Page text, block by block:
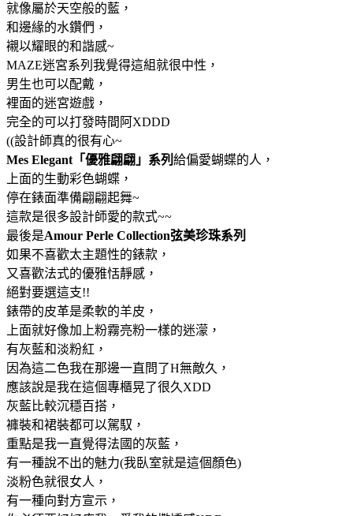
就像屬於天空般的藍，
和邊緣的水鑽們，
襯以耀眼的和諧感~
MAZE迷宮系列我覺得這組就很中性，
男生也可以配戴，
裡面的迷宮遊戲，
完全的可以打發時間阿XDDD
((設計師真的很有心~
Mes Elegant「優雅翩翩」系列 給偏愛蝴蝶的人，
上面的生動彩色蝴蝶，
停在錶面準備翩翩起舞~
這款是很多設計師愛的款式~~
最後是Amour Perle Collection弦美珍珠系列
如果不喜歡太主題性的錶款，
又喜歡法式的優雅恬靜感，
絕對要選這支!!
錶帶的皮革是柔軟的羊皮，
上面就好像加上粉霧亮粉一樣的迷濛，
有灰藍和淡粉紅，
因為這二色我在那邊一直問了H無敵久，
應該說是我在這個專櫃晃了很久XDD
灰藍比較沉穩百搭，
褲裝和裙裝都可以駕馭，
重點是我一直覺得法國的灰藍，
有一種說不出的魅力(我臥室就是這個顏色)
淡粉色就很女人，
有一種向對方宣示，